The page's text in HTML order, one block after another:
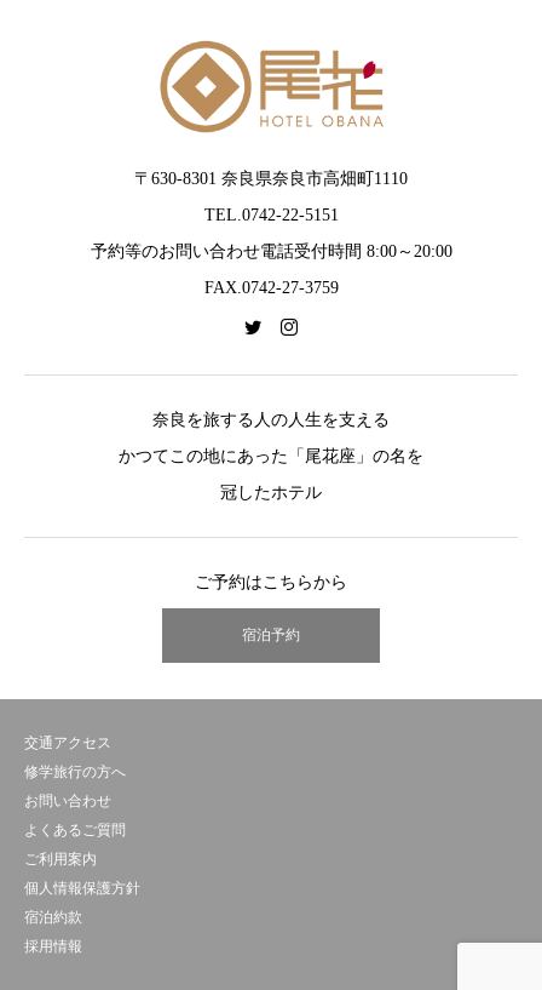
〒630-8301 奈良県奈良市高畑町1110
TEL.0742-22-5151
予約等のお問い合わせ電話受付時間 8:00～20:00
FAX.0742-27-3759
奈良を旅する人の人生を支える
かつてこの地にあった「尾花座」の名を
冠したホテル
ご予約はこちらから
宿泊予約
交通アクセス
修学旅行の方へ
お問い合わせ
よくあるご質問
ご利用案内
個人情報保護方針
宿泊約款
採用情報